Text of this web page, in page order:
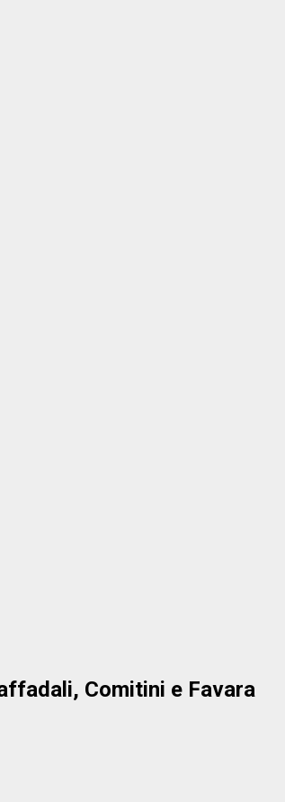
Comitini e Favara